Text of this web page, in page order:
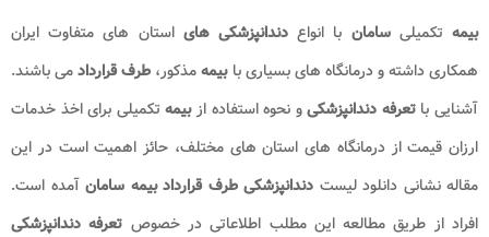
بیمه تکمیلیسامان با انواع دندانپزشکی هایاستان های متفاوت ایران
همکاری داشته و درمانگاه های بسیاری بابیمهمذکور، طرف قراردادمی باشند.
آشنایی باتعرفه دندانپزشکیو نحوه استفاده ازبیمه تکمیلی برای اخذ خدمات
ارزان قیمت از درمانگاه های استان های مختلف، حائز اهمیت است در این
مقاله نشانی دانلود لیست دندانپزشکی طرف قرارداد بیمه سامان آمده است.
افراد از طریق مطالعه این مطلب اطلاعاتی در خصوص تعرفه دندانپزشکی